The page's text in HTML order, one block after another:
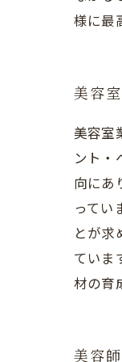
様に最
美容
美容室
ント・
向にあ
ってい
とが求
ていま
材の育
美容